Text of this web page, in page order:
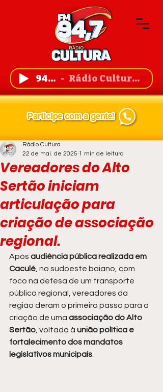
94,7 FM Rádio Cultura de Guanambi
Vereadores do Alto
Sertão iniciam
articulação para
criação de associação
regional.
Rádio Cultura
22 de mai. de 2025 1 min de leitura
Após audiência pública realizada em
Caculé , no sudoeste baiano, com
foco na defesa de um transporte
público regional, vereadores da
região deram o primeiro passo para a
criação de uma associação do Alto
Sertão , voltada à união política e
fortalecimento dos mandatos
legislativos municipais